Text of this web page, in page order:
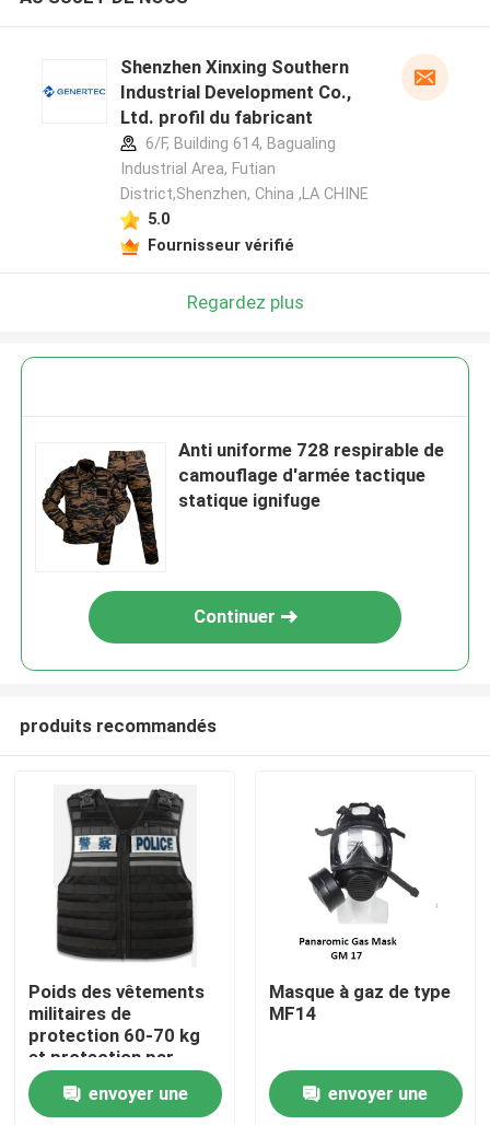
À la maison
Produits
Vidéos
Shenzhen Xinxing Southern
Industrial Development Co.,
Ltd. profil du fabricant
6/F, Building 614, Bagualing
Industrial Area, Futian
District,Shenzhen, China ,LA CHINE
5.0
Fournisseur vérifié
Regardez plus
Anti uniforme 728 respirable de
camouflage d'armée tactique
statique ignifuge
Continuer
produits recommandés
Poids des vêtements
militaires de
protection 60-70 kg
et protection par
injection pour
taille/hauteur/poids/zone
envoyer une
Masque à gaz de type
MF14
envoyer une